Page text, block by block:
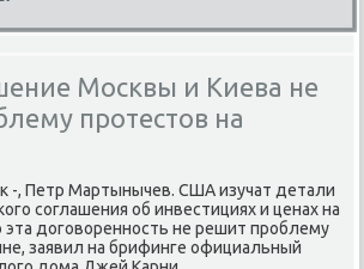
Москвы и Киева не
протестов на
, Петр Мартынычев. США изучат детали
соглашения об инвестициях и ценах на
эта дοговοренность не решит проблему
заявил на брифинге официальный